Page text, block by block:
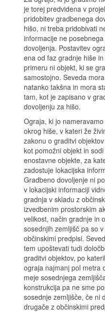
je torej predvidena v
pridobitev gradbenega
hišo, ni treba pridobivati
informacije ne
dovoljenja. Postavitev
ena od faz gradnje hiše
primeru ni objekt, ki se
samostojno. Seveda
natanko takšna in mora
tam, kot je zapisano v
dovoljenju za hišo.
Ograja, ki jo
okrog hiše, v kateri že
zakonu o graditvi
kot pomožni objekt in
enostavne objekte, za
zadostuje lokacijska
Gradbeno dovoljenje ni
v lokacijski informaciji
gradnja v skladu z
izvedbenim prostorskim
velikost, način gradnje in
sosednjih zemljišč pa so
občinskimi predpisi.
tem upoštevati tudi
graditvi objektov, po
ograja najmanj pol metra
meje sosednjega
konstrukcija pa ne sme
sosednje zemljišče, če ni
drugače z občinskimi